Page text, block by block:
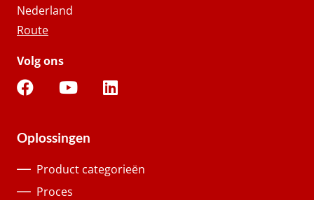
Nederland
Route
Volg ons
Oplossingen
Product categorieën
Proces